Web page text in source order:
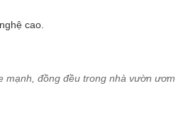
cao.
mạnh, đồng đều trong nhà vườn ươm